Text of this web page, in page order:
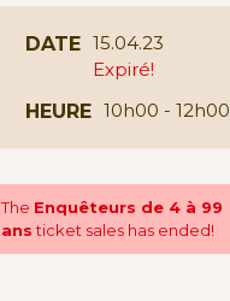
DATE 15.04.23
Expiré!
HEURE 10h00 - 12h00
The Enquêteurs de 4 à 99
ansticket sales has ended!